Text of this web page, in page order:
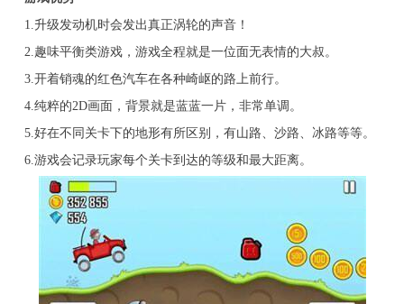
1.升级发动机时会发出真正涡轮的声音！
2.趣味平衡类游戏，游戏全程就是一位面无表情的大叔。
3.开着销魂的红色汽车在各种崎岖的路上前行。
4.纯粹的2D画面，背景就是蓝蓝一片，非常单调。
5.好在不同关卡下的地形有所区别，有山路、沙路、冰路等等。
6.游戏会记录玩家每个关卡到达的等级和最大距离。